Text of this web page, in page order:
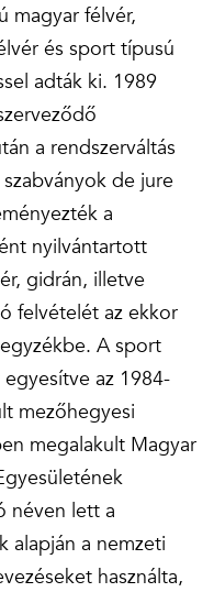
magyar félvér,
és sport típusú
adták ki. 1989
a rendszerváltás
de jure
a
nyilvántartott
gidrán, illetve
felvételét az ekkor
A sport
az 1984-
mezőhegyesi
megalakult Magyar
néven lett a
alapján a nemzeti
használta,